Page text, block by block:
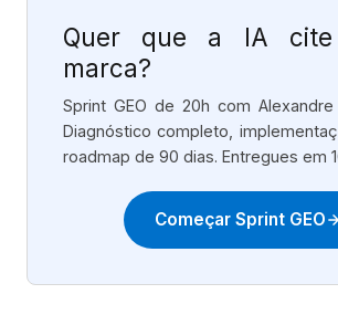
Quer que a IA
marca?
Sprint GEO de 20h com Alexandre
Diagnóstico completo,
roadmap de 90 dias. Entregues em
Começar Sprint GEO